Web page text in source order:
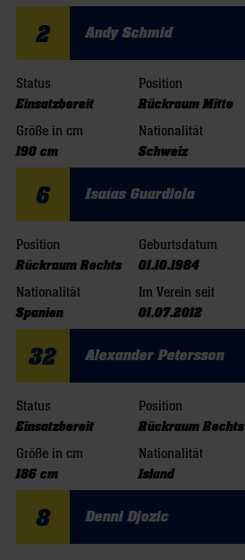
2 Andy Schmid
Status
Einsatzbereit
Position
Rückraum Mitte
Größe in cm
190 cm
Nationalität
Schweiz
6 Isaías Guardiola
Position
Rückraum Rechts
Geburtsdatum
01.10.1984
Nationalität
Spanien
Im Verein seit
01.07.2012
32 Alexander Petersson
Status
Einsatzbereit
Position
Rückraum Rechts
Größe in cm
186 cm
Nationalität
Island
8 Denni Djozic